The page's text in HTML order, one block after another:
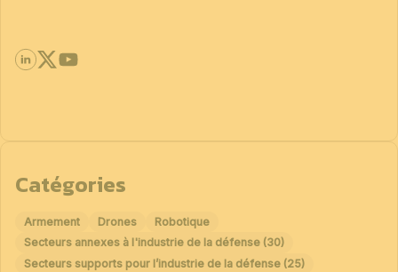
Catégories
Armement Drones
Robotique
Secteurs annexes à l'industrie de la défense (30)
Secteurs supports pour l’industrie de la défense (25)